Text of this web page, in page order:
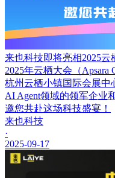
来也科技即将亮相2025
2025年云栖大会（Apsara
杭州云栖小镇国际会展中
AI Agent领域的领军企业
邀您共赴这场科技盛宴！
来也科技
·
2025-09-17